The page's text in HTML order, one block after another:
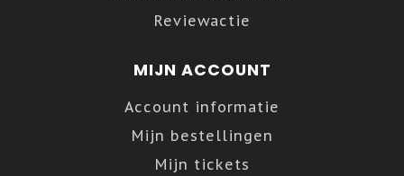
Reviewactie
MIJN ACCOUNT
Account informatie
Mijn bestellingen
Mijn tickets